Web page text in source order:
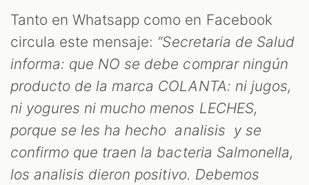
Tanto en Whatsapp como en Facebook
circula este mensaje: “Secretaria de Salud
informa: que NO se debe comprar ningún
producto de la marca COLANTA: ni jugos,
ni yogures ni mucho menos LECHES,
porque se les ha hecho analisis y se
confirmo que traen la bacteria Salmonella,
los analisis dieron positivo. Debemos